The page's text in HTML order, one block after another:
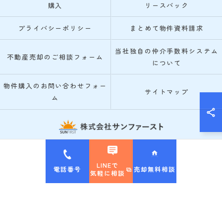
電話番号
LINEで
気軽に相談
売却無料相談
購入 リースバック
プライバシーポリシー まとめて物件資料請求
不動産売却のご相談フォーム
当社独自の仲介手数料システム
について
物件購入のお問い合わせフォー
ム
サイトマップ
© 2026 箕面市・池田市の不動産売却なら株式会社サンファースト ALL RIGHTS
RESERVED.